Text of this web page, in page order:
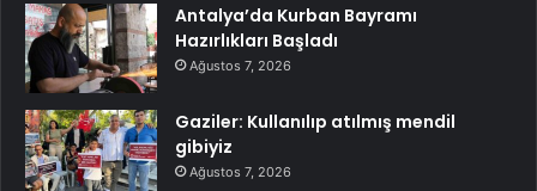
Antalya’da Kurban Bayramı
Hazırlıkları Başladı
Ağustos 7, 2026
Gaziler: Kullanılıp atılmış mendil
gibiyiz
Ağustos 7, 2026